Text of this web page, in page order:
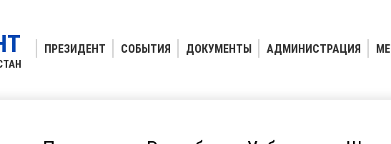
ПРЕЗИДЕНТ СОБЫТИЯ ДОКУМЕНТЫ АДМИНИСТРАЦИЯ